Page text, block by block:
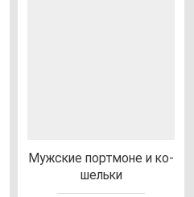
Муж­ские пор­тмо­не и ко­
шель­ки